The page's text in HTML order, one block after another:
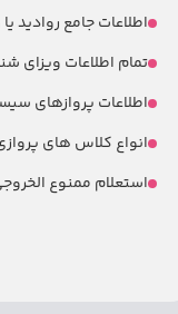
اطلاعات جامع روادید یا
تمام اطلاعات ویزای
اطلاعات پروازهای
انواع کلاس های
استعلام ممنوع